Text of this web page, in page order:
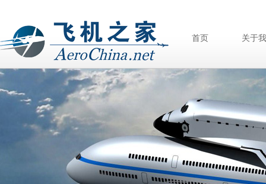
首页 关于